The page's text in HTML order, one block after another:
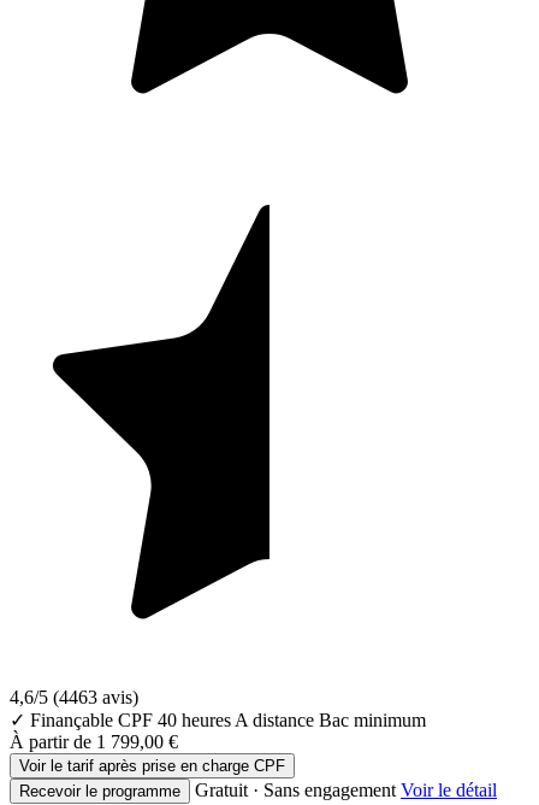
4,6/5 (4463 avis)
✓ Finançable CPF 40 heures A distance Bac minimum
À partir de 1 799,00 €
Voir le tarif après prise en charge CPF
Recevoir le programme
Gratuit · Sans engagement Voir le détail